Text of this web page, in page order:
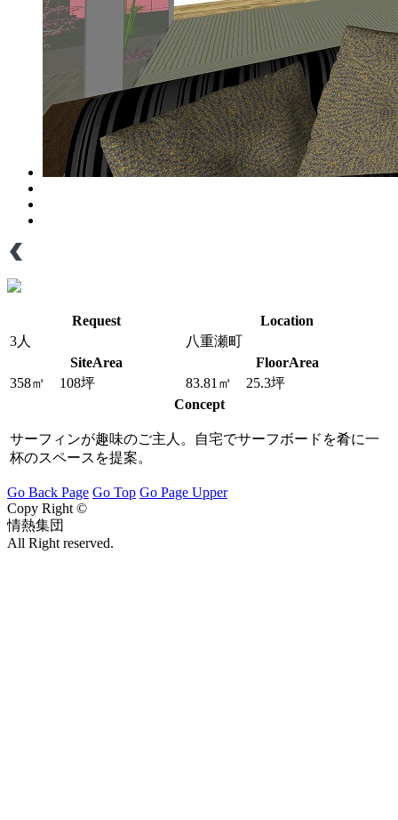
Request
Location
3人
八重瀬町
SiteArea
FloorArea
358㎡ 108坪
83.81㎡ 25.3坪
Concept
サーフィンが趣味のご主人。自宅でサーフボードを肴に一
杯のスペースを提案。
Go Back Page Go Top Go Page Upper
Copy Right ©
情熱集団
All Right reserved.